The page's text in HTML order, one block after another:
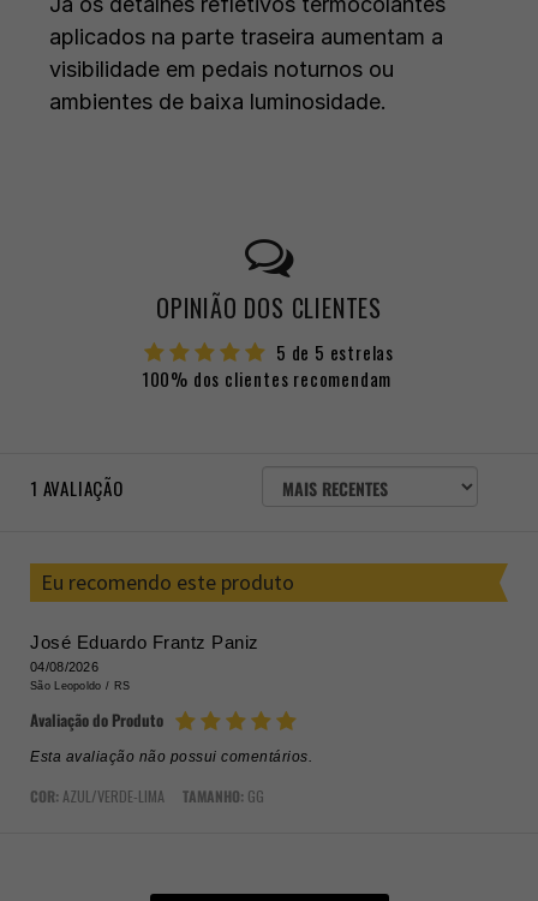
aplicados na parte traseira aumentam a
visibilidade em pedais noturnos ou
ambientes de baixa luminosidade.
OPINIÃO DOS CLIENTES
5 de 5 estrelas
100% dos clientes recomendam
1 AVALIAÇÃO
ORDENAR
AVALIAÇÕES
Eu recomendo este produto
José Eduardo Frantz Paniz
04/08/2026
São Leopoldo / RS
Avaliação do Produto
Esta avaliação não possui comentários.
COR:AZUL/VERDE-LIMA TAMANHO: GG